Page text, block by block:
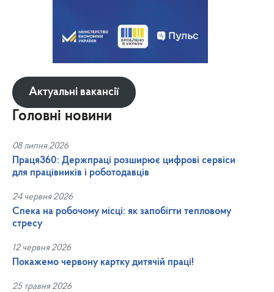
Актуальні вакансії
Головні новини
08 липня 2026
Праця360: Держпраці розширює цифрові сервіси
для працівників і роботодавців
24 червня 2026
Спека на робочому місці: як запобігти тепловому
стресу
12 червня 2026
Покажемо червону картку дитячій праці!
25 травня 2026